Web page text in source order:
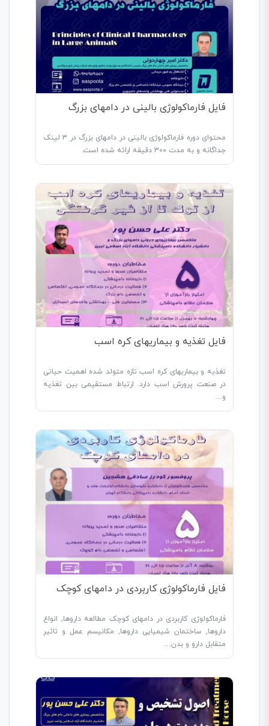
فایل فارماکولوژی بالینی در دامهای بزرگ
محتوای دوره فارماکولوژی بالینی در دامهای بزرگ در 3 لینک
جداگانه و به مدت 300 دقیقه ارائه شده است.
فایل تغذیه و بیماریهای کره اسب
تغذیه و بیماریهای کره اسب تازه متولد شده اهمیت حیاتی
در صنعت پرورش اسب دارد. ارتباط مستقیمی بین تغذیه
و…
فایل فارماکولوژی کاربردی در دامهای کوچک
فارماکولوژی کاربردی در دامهای کوچک مطالعه داروها, انواع
داروها, ساختمان شیمیایی داروها, مکانیسم عمل و تاثیر
متقابل دارو و بدن…